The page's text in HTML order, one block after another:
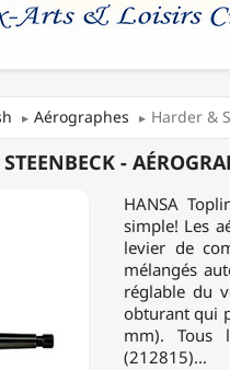
Aérographes Harder &
-
HANSA
simple! Les
levier de
mélangés
réglable du
obturant qui
mm). Tous
(212815)...